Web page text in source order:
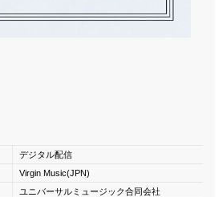
デジタル配信
Virgin Music(JPN)
ユニバーサルミュージック合同会社